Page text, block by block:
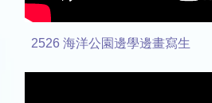
2526 海洋公園邊學邊畫寫生